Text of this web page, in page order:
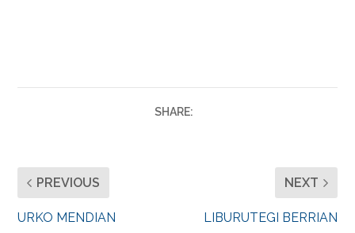
SHARE:
PREVIOUS
URKO MENDIAN
NEXT
LIBURUTEGI BERRIAN